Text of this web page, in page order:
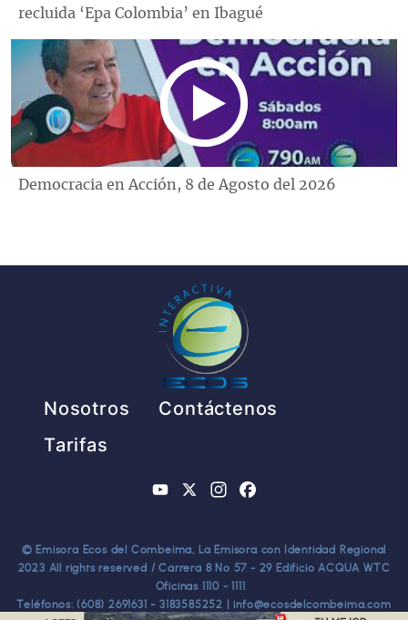
recluida ‘Epa Colombia’ en Ibagué
Democracia en Acción, 8 de Agosto del 2026
Pie de página
Nosotros
Contáctenos
Tarifas
YouTube
X Instagram
© Emisora Ecos del Combeima, La Emisora con Identidad Regional
2023 All rights reserved / Carrera 8 No 57 - 29 Edificio ACQUA WTC
Oficinas 1110 - 1111
Teléfonos: (608) 2691631 - 3183585252 | info@ecosdelcombeima.com